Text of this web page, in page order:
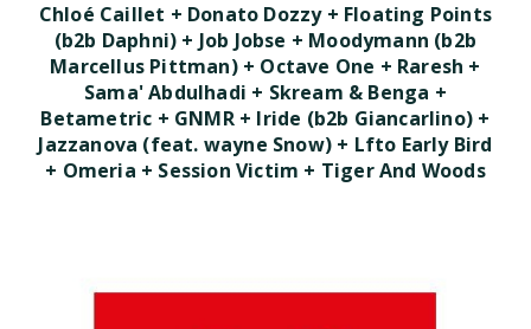
Chloé Caillet + Donato Dozzy + Floating Points
(b2b Daphni) + Job Jobse + Moodymann (b2b
Marcellus Pittman) + Octave One + Raresh +
Sama' Abdulhadi + Skream & Benga +
Betametric + GNMR + Iride (b2b Giancarlino) +
Jazzanova (feat. wayne Snow) + Lfto Early Bird
+ Omeria + Session Victim + Tiger And Woods